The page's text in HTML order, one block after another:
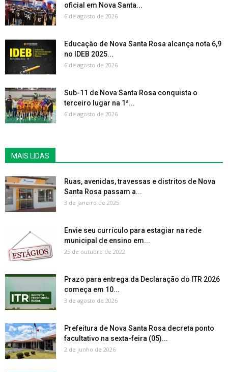
oficial em Nova Santa...
6 de agosto de 2026
Educação de Nova Santa Rosa alcança nota 6,9
no IDEB 2025...
6 de agosto de 2026
Sub-11 de Nova Santa Rosa conquista o
terceiro lugar na 1ª...
6 de agosto de 2026
MAIS LIDAS
Ruas, avenidas, travessas e distritos de Nova
Santa Rosa passam a...
3 de janeiro de 2025
Envie seu currículo para estagiar na rede
municipal de ensino em...
25 de outubro de 2022
Prazo para entrega da Declaração do ITR 2026
começa em 10...
3 de agosto de 2026
Prefeitura de Nova Santa Rosa decreta ponto
facultativo na sexta-feira (05)...
2 de junho de 2026